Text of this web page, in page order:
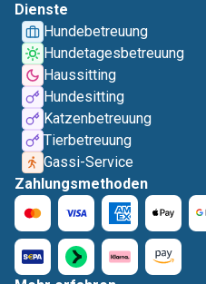
Dienste
Hundebetreuung
Hundetagesbetreuung
Haussitting
Hundesitting
Katzenbetreuung
Tierbetreuung
Gassi-Service
Zahlungsmethoden